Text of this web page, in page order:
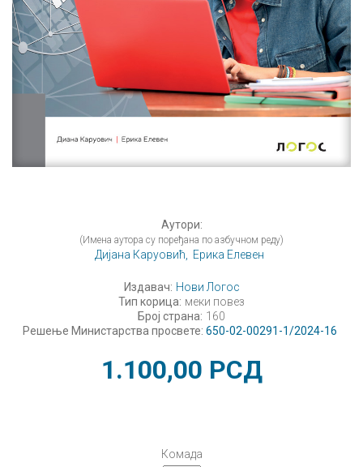
Аутори:
(Имена аутора су поређана по азбучном реду)
Дијана Каруовић, Ерика Елевен
Издавач: Нови Логос
Тип корица: меки повез
Број страна: 160
Решење Министарства просвете: 650-02-00291-1/2024-16
1.100,00 РСД
Комада